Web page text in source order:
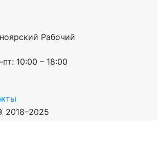
Рабочий
10:00 – 18:00
2018–2025